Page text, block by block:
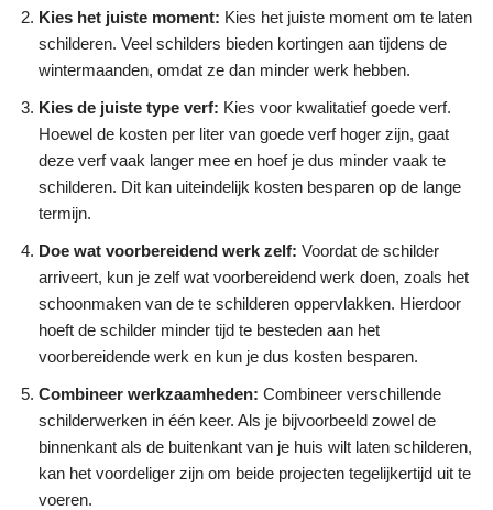
Kies het juiste moment: Kies het juiste moment om te laten
schilderen. Veel schilders bieden kortingen aan tijdens de
wintermaanden, omdat ze dan minder werk hebben.
Kies de juiste type verf: Kies voor kwalitatief goede verf.
Hoewel de kosten per liter van goede verf hoger zijn, gaat
deze verf vaak langer mee en hoef je dus minder vaak te
schilderen. Dit kan uiteindelijk kosten besparen op de lange
termijn.
Doe wat voorbereidend werk zelf: Voordat de schilder
arriveert, kun je zelf wat voorbereidend werk doen, zoals het
schoonmaken van de te schilderen oppervlakken. Hierdoor
hoeft de schilder minder tijd te besteden aan het
voorbereidende werk en kun je dus kosten besparen.
Combineer werkzaamheden: Combineer verschillende
schilderwerken in één keer. Als je bijvoorbeeld zowel de
binnenkant als de buitenkant van je huis wilt laten schilderen,
kan het voordeliger zijn om beide projecten tegelijkertijd uit te
voeren.